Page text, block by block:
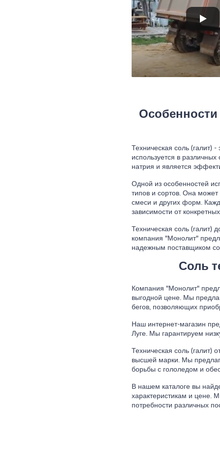
Особенности
Техническая соль
используется в
натрия и является
Одной из особенностей
типов и сортов. Она
смеси и других форм.
зависимости от
Техническая соль (галит)
компания "Монолит"
надежным поставщиком
Соль
Компания "Монолит"
выгодной цене. Мы
бегов, позволяющих
Наш интернет-магазин
Луге. Мы гарантируем
Техническая соль
высшей марки. Мы
борьбы с гололедом и
В нашем каталоге вы
характеристикам и цене.
потребности различных